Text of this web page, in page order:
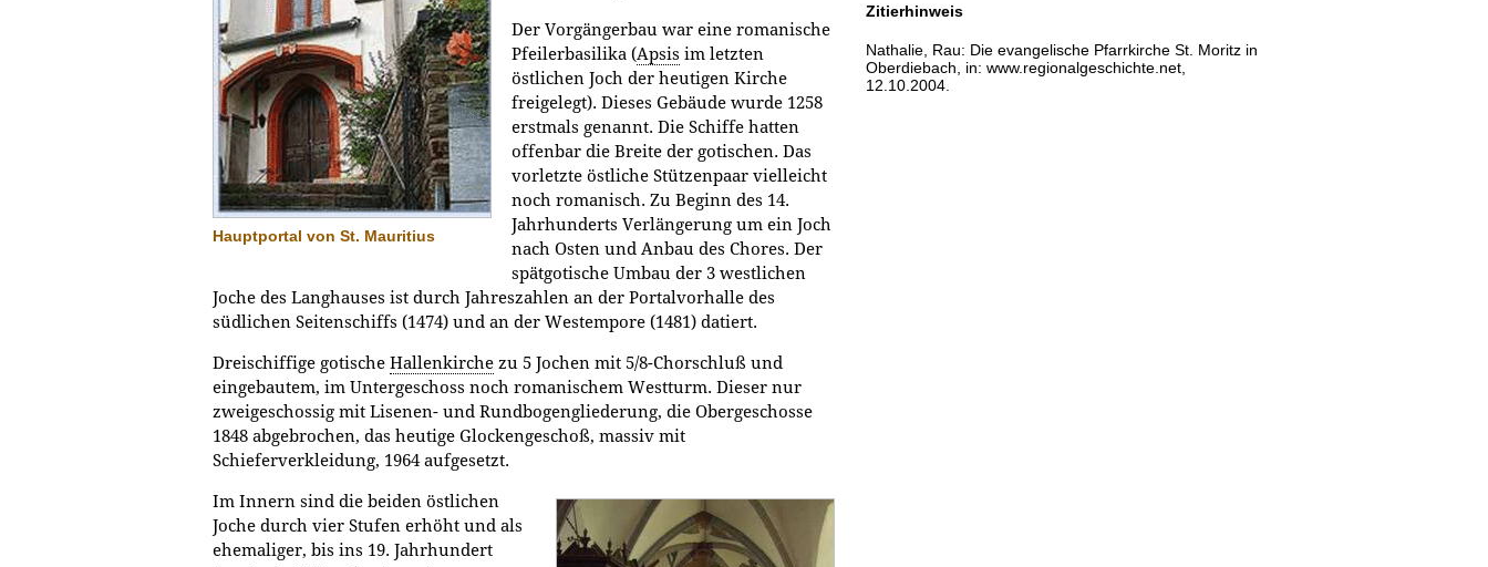
Hauptportal von St. Mauritius
Der Vorgängerbau war eine romanische
Pfeilerbasilika (Apsis im letzten
östlichen Joch der heutigen Kirche
freigelegt). Dieses Gebäude wurde 1258
erstmals genannt. Die Schiffe hatten
offenbar die Breite der gotischen. Das
vorletzte östliche Stützenpaar vielleicht
noch romanisch. Zu Beginn des 14.
Jahrhunderts Verlängerung um ein Joch
nach Osten und Anbau des Chores. Der
spätgotische Umbau der 3 westlichen
Joche des Langhauses ist durch Jahreszahlen an der Portalvorhalle des
südlichen Seitenschiffs (1474) und an der Westempore (1481) datiert.
Dreischiffige gotische Hallenkirche zu 5 Jochen mit 5/8-Chorschluß und
eingebautem, im Untergeschoss noch romanischem Westturm. Dieser nur
zweigeschossig mit Lisenen- und Rundbogengliederung, die Obergeschosse
1848 abgebrochen, das heutige Glockengeschoß, massiv mit
Schieferverkleidung, 1964 aufgesetzt.
Im Innern sind die beiden östlichen
Joche durch vier Stufen erhöht und als
ehemaliger, bis ins 19. Jahrhundert
Zitierhinweis
Nathalie, Rau: Die evangelische Pfarrkirche St. Moritz in
Oberdiebach, in: www.regionalgeschichte.net,
12.10.2004.